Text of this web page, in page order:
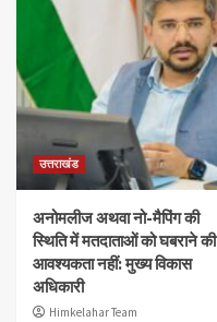
उत्तराखंड
अनोमलीज अथवा नो-मैपिंग की
स्थिति में मतदाताओं को घबराने की
आवश्यकता नहीं: मुख्य विकास
अधिकारी
Himkelahar Team